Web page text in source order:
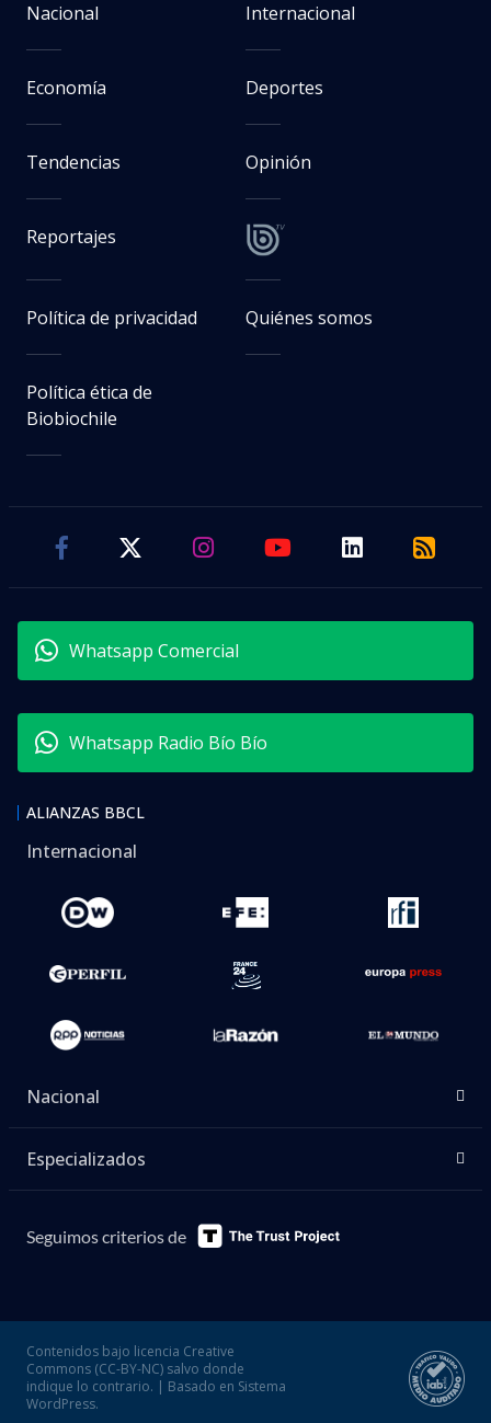
Nacional Internacional
Economía Deportes
Tendencias Opinión
Reportajes
Política de privacidad Quiénes somos
Política ética de
Biobiochile
Whatsapp Comercial
Whatsapp Radio Bío Bío
ALIANZAS BBCL
Internacional
Nacional
Especializados
Seguimos criterios de
Contenidos bajo licencia Creative
Commons (CC-BY-NC) salvo donde
indique lo contrario. | Basado en Sistema
WordPress.